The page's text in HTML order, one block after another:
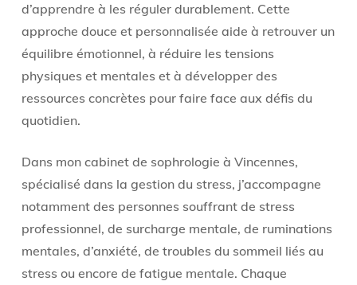
d’apprendre à les réguler durablement. Cette
approche douce et personnalisée aide à retrouver un
équilibre émotionnel, à réduire les tensions
physiques et mentales et à développer des
ressources concrètes pour faire face aux défis du
quotidien.
Dans mon cabinet de sophrologie à Vincennes,
spécialisé dans la gestion du stress, j’accompagne
notamment des personnes souffrant de stress
professionnel, de surcharge mentale, de ruminations
mentales, d’anxiété, de troubles du sommeil liés au
stress ou encore de fatigue mentale. Chaque